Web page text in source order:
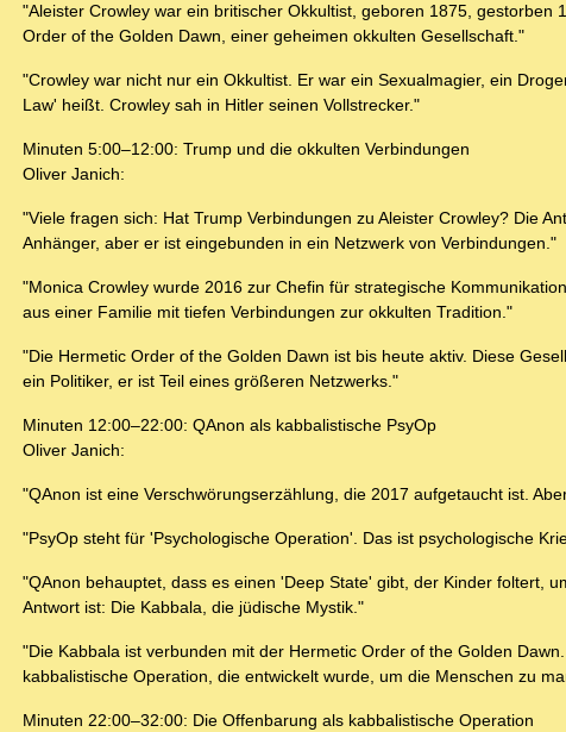
"Aleister Crowley war ein britischer Okkultist, geboren 1875,
Order of the Golden Dawn, einer geheimen okkulten Gesellschaft."
"Crowley war nicht nur ein Okkultist. Er war ein Sexualmagier, ein
Law' heißt. Crowley sah in Hitler seinen Vollstrecker."
Minuten 5:00–12:00: Trump und die okkulten Verbindungen
Oliver Janich:
"Viele fragen sich: Hat Trump Verbindungen zu Aleister Crowley? Die
Anhänger, aber er ist eingebunden in ein Netzwerk von Verbindungen."
"Monica Crowley wurde 2016 zur Chefin für strategische
aus einer Familie mit tiefen Verbindungen zur okkulten Tradition."
"Die Hermetic Order of the Golden Dawn ist bis heute aktiv. Diese
ein Politiker, er ist Teil eines größeren Netzwerks."
Minuten 12:00–22:00: QAnon als kabbalistische PsyOp
Oliver Janich:
"QAnon ist eine Verschwörungserzählung, die 2017 aufgetaucht ist.
"PsyOp steht für 'Psychologische Operation'. Das ist psychologische
"QAnon behauptet, dass es einen 'Deep State' gibt, der Kinder foltert,
Antwort ist: Die Kabbala, die jüdische Mystik."
"Die Kabbala ist verbunden mit der Hermetic Order of the Golden
kabbalistische Operation, die entwickelt wurde, um die Menschen zu
Minuten 22:00–32:00: Die Offenbarung als kabbalistische Operation